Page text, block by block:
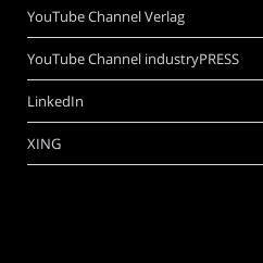
YouTube Channel Verlag
YouTube Channel industryPRESS
LinkedIn
XING